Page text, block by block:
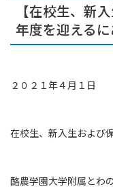
【在校生、新
年度を迎えるに
２０２１年４月１日
在校生、新入生および
酪農学園大学附属と